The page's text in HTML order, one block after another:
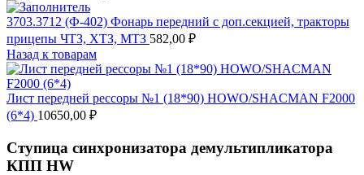
3703.3712 (Ф-402) Фонарь передний с доп.секцией, тракторы
прицепы ЧТЗ, ХТЗ, МТЗ 582,00 ₽
Назад к товарам
Лист передней рессоры №1 (18*90) HOWO/SHACMAN F2000
(6*4) 10650,00 ₽
Ступица синхронизатора демультипликатора
КПП HW